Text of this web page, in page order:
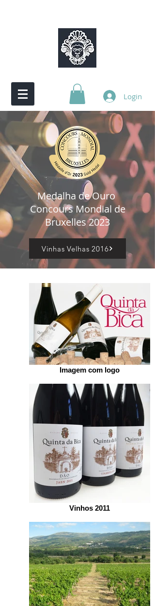
Login
Medalha de Ouro
Concours Mondial de
Bruxelles 2023
Vinhas Velhas 2016
Imagem com logo
Vinhos 2011